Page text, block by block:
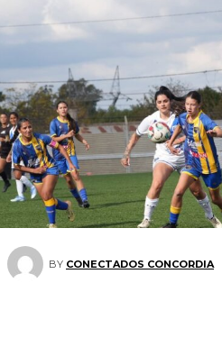
BY CONECTADOS CONCORDIA